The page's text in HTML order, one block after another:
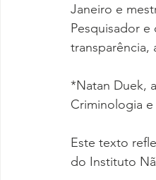
Janeiro e
Pesquisador
transparência,
*Natan Duek,
Criminologia
Este texto
do Instituto